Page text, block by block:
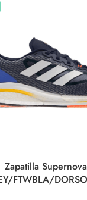
Zapatilla
FTWBLA/